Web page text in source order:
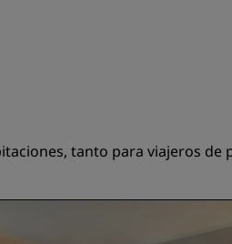
tanto para viajeros